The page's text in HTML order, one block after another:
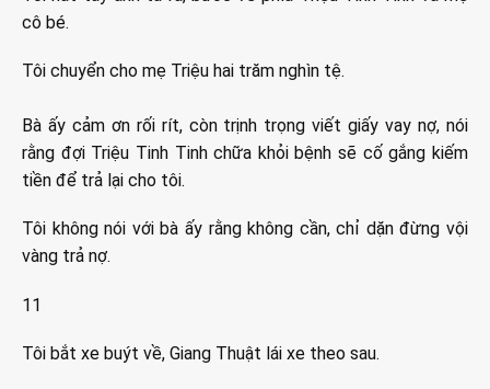
cô bé.
Tôi chuyển cho mẹ Triệu hai trăm nghìn tệ.
Bà ấy cảm ơn rối rít, còn trịnh trọng viết giấy vay nợ, nói
rằng đợi Triệu Tinh Tinh chữa khỏi bệnh sẽ cố gắng kiếm
tiền để trả lại cho tôi.
Tôi không nói với bà ấy rằng không cần, chỉ dặn đừng vội
vàng trả nợ.
11
Tôi bắt xe buýt về, Giang Thuật lái xe theo sau.